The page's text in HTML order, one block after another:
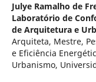
Julye Ramalho de
Laboratório de
de Arquitetura e
Arquiteta, Mestre,
e Eficiência
Urbanismo,